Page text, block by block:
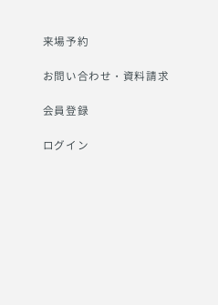
来場予約
お問い合わせ・資料請求
会員登録
ログイン